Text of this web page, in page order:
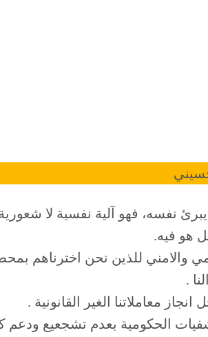
يبرئ نفسه، فهو آلية نفسية لا
هو فيه.
للذين نحن اخترناهم بمحض
.
معاملاتنا الغير القانونية .
الحكومية بعدم تشجعيع ودعم